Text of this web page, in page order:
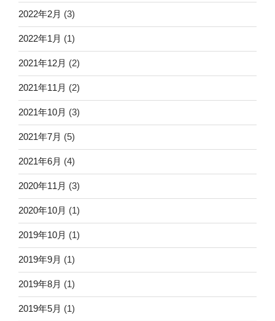
2022年2月 (3)
2022年1月 (1)
2021年12月 (2)
2021年11月 (2)
2021年10月 (3)
2021年7月 (5)
2021年6月 (4)
2020年11月 (3)
2020年10月 (1)
2019年10月 (1)
2019年9月 (1)
2019年8月 (1)
2019年5月 (1)